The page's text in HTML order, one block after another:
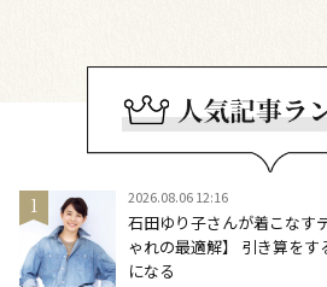
2026.08.06 12:16
石田ゆり子さんが着こなす
ゃれの最適解】 引き算を
になる